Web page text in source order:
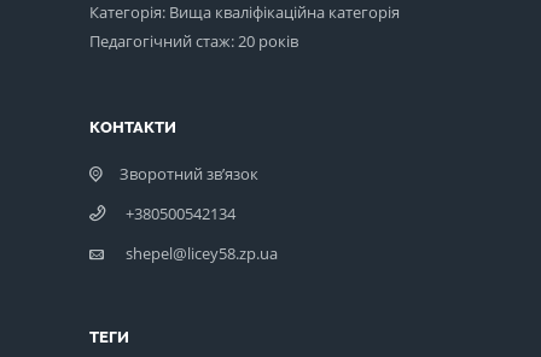
Категорія: Вища кваліфікаційна категорія
Педагогічний стаж: 20 років
КОНТАКТИ
Зворотний зв’язок
+380500542134
shepel@licey58.zp.ua
ТЕГИ